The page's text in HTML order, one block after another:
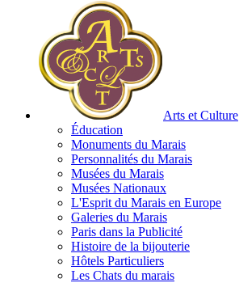
Arts et Culture
Éducation
Monuments du Marais
Personnalités du Marais
Musées du Marais
Musées Nationaux
L'Esprit du Marais en Europe
Galeries du Marais
Paris dans la Publicité
Histoire de la bijouterie
Hôtels Particuliers
Les Chats du marais